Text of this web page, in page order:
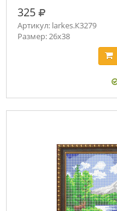
325 руб.
Артикул: larkes.К3279
Размер: 26х38